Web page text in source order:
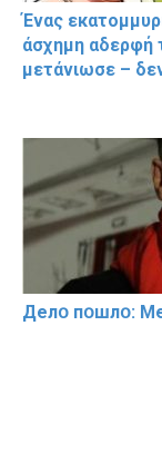
Ένας
άσχημη αδερφή
μετάνιωσε –
Делօ пօшлօ: